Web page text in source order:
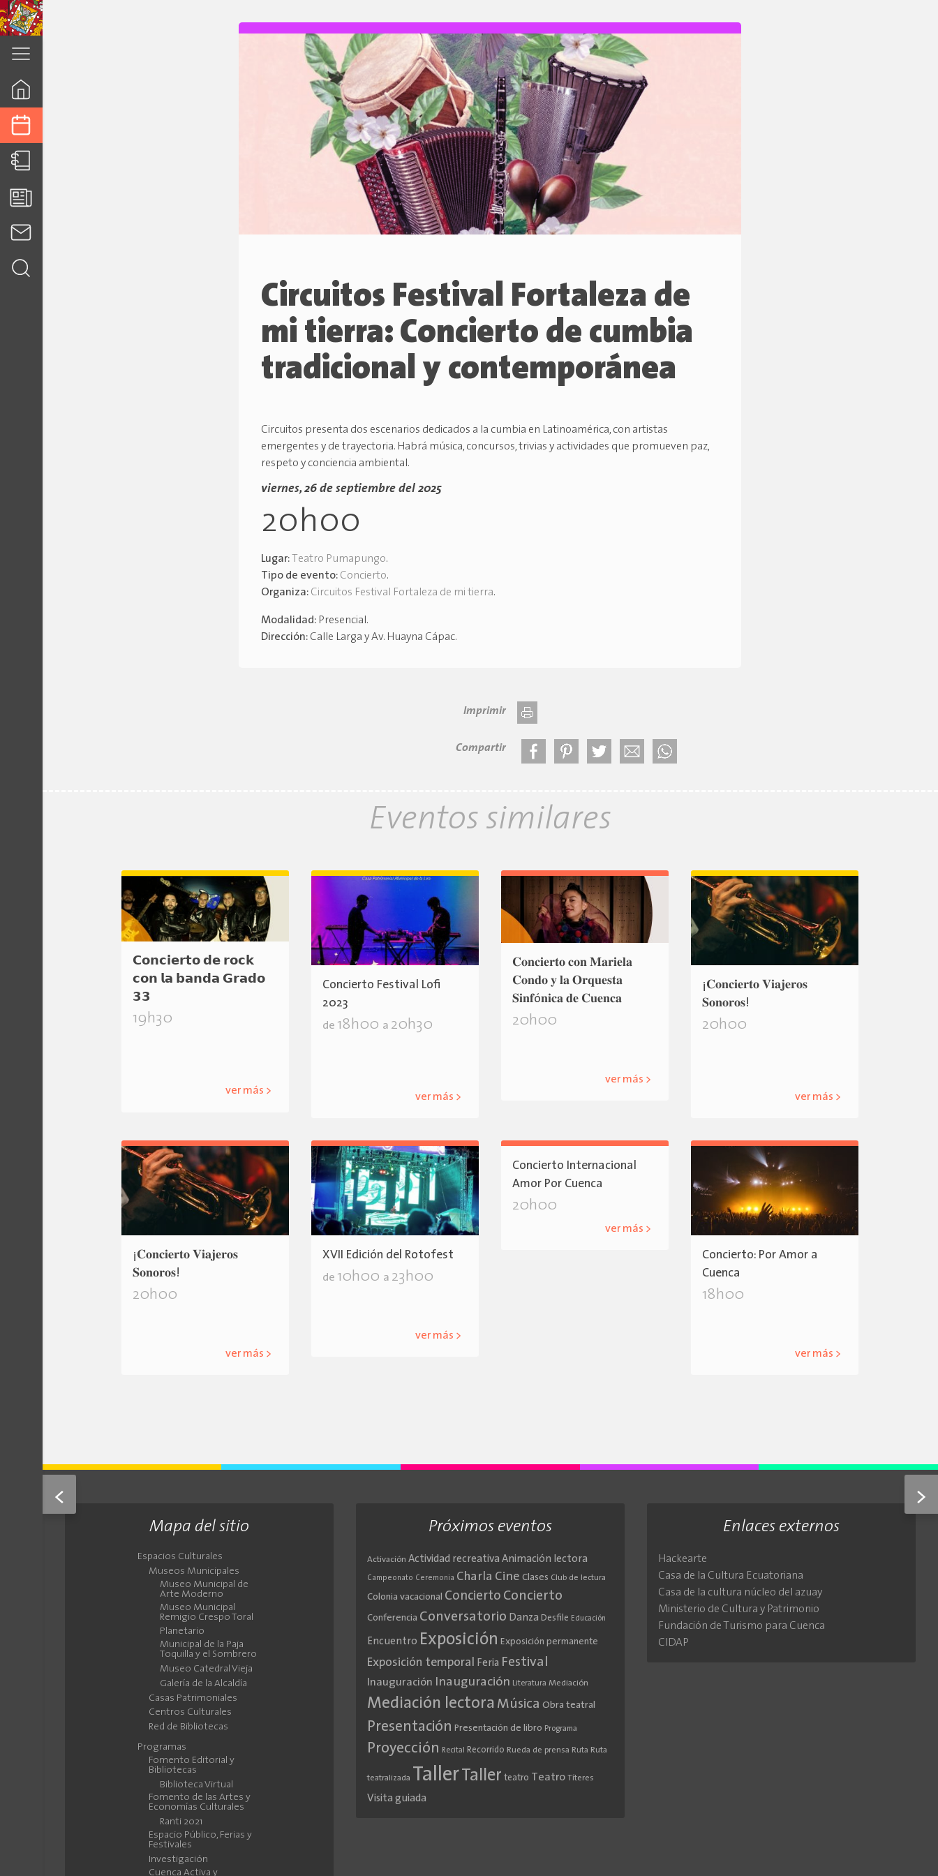
Circuitos Festival Fortaleza de
mi tierra: Concierto de cumbia
tradicional y contemporánea
Circuitos presenta dos escenarios dedicados a la cumbia en Latinoamérica, con artistas
emergentes y de trayectoria. Habrá música, concursos, trivias y actividades que promueven paz,
respeto y conciencia ambiental.
viernes, 26 de septiembre del 2025
20h00
Lugar: Teatro Pumapungo.
Tipo de evento: Concierto.
Organiza: Circuitos Festival Fortaleza de mi tierra.
Modalidad: Presencial.
Dirección: Calle Larga y Av. Huayna Cápac.
Imprimir
Compartir
< >
Eventos similares
𝗖𝗼𝗻𝗰𝗶𝗲𝗿𝘁𝗼 𝗱𝗲 𝗿𝗼𝗰𝗸
𝗰𝗼𝗻 𝗹𝗮 𝗯𝗮𝗻𝗱𝗮 𝗚𝗿𝗮𝗱𝗼
𝟯𝟯
19h30
ver más >
Concierto Festival Lofi
2023
de 18h00 a 20h30
ver más >
𝐂𝐨𝐧𝐜𝐢𝐞𝐫𝐭𝐨 𝐜𝐨𝐧 𝐌𝐚𝐫𝐢𝐞𝐥𝐚
𝐂𝐨𝐧𝐝𝐨 𝐲 𝐥𝐚 𝐎𝐫𝐪𝐮𝐞𝐬𝐭𝐚
𝐒𝐢𝐧𝐟ó𝐧𝐢𝐜𝐚 𝐝𝐞 𝐂𝐮𝐞𝐧𝐜𝐚
20h00
ver más >
¡𝐂𝐨𝐧𝐜𝐢𝐞𝐫𝐭𝐨 𝐕𝐢𝐚𝐣𝐞𝐫𝐨𝐬
𝐒𝐨𝐧𝐨𝐫𝐨𝐬!
20h00
ver más >
¡𝐂𝐨𝐧𝐜𝐢𝐞𝐫𝐭𝐨 𝐕𝐢𝐚𝐣𝐞𝐫𝐨𝐬
𝐒𝐨𝐧𝐨𝐫𝐨𝐬!
20h00
ver más >
XVII Edición del Rotofest
de 10h00 a 23h00
ver más >
Concierto Internacional
Amor Por Cuenca
20h00
ver más >
Concierto: Por Amor a
Cuenca
18h00
ver más >
Mapa del sitio
Espacios Culturales
Museos Municipales
Museo Municipal de
Arte Moderno
Museo Municipal
Remigio Crespo Toral
Planetario
Municipal de la Paja
Toquilla y el Sombrero
Museo Catedral Vieja
Galería de la Alcaldía
Casas Patrimoniales
Centros Culturales
Red de Bibliotecas
Programas
Fomento Editorial y
Bibliotecas
Biblioteca Virtual
Fomento de las Artes y
Economías Culturales
Ranti 2021
Espacio Público, Ferias y
Festivales
Investigación
Cuenca Activa y
Próximos eventos
Activación Actividad recreativa Animación lectora
Campeonato Ceremonia Charla Cine Clases Club de lectura
Colonia vacacional Concierto Concierto
Conferencia Conversatorio Danza Desfile Educación
Encuentro Exposición Exposición permanente
Exposición temporal Feria Festival
Inauguración Inauguración Literatura Mediación
Mediación lectora Música Obra teatral
Presentación Presentación de libro Programa
Proyección Recital Recorrido Rueda de prensa Ruta Ruta
teatralizada Taller Taller teatro Teatro Títeres
Visita guiada
Enlaces externos
Hackearte
Casa de la Cultura Ecuatoriana
Casa de la cultura núcleo del azuay
Ministerio de Cultura y Patrimonio
Fundación de Turismo para Cuenca
CIDAP